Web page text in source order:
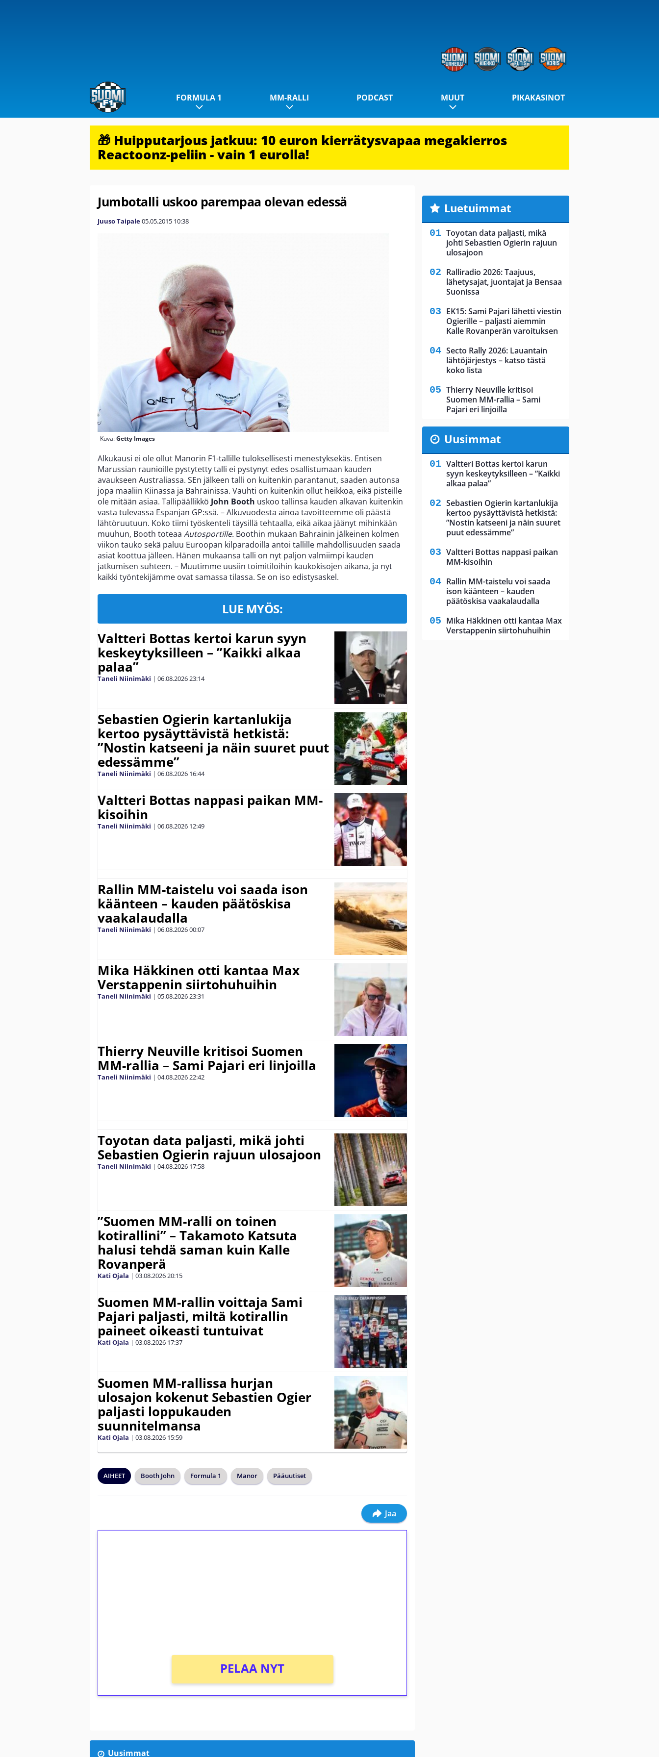
FORMULA 1 MM-RALLI PODCAST MUUT PIKAKASINOT
🎁 Huipputarjous jatkuu: 10 euron kierrätysvapaa megakierros
Reactoonz-peliin - vain 1 eurolla!
Jumbotalli uskoo parempaa olevan edessä
Juuso Taipale05.05.2015 10:38
Kuva:Getty Images
Alkukausi ei ole ollut Manorin F1-tallille tuloksellisesti menestyksekäs. Entisen
Marussian raunioille pystytetty talli ei pystynyt edes osallistumaan kauden
avaukseen Australiassa. SEn jälkeen talli on kuitenkin parantanut, saaden autonsa
jopa maaliin Kiinassa ja Bahrainissa. Vauhti on kuitenkin ollut heikkoa, eikä pisteille
ole mitään asiaa. Tallipäällikkö John Booth uskoo tallinsa kauden alkavan kuitenkin
vasta tulevassa Espanjan GP:ssä. – Alkuvuodesta ainoa tavoitteemme oli päästä
lähtöruutuun. Koko tiimi työskenteli täysillä tehtaalla, eikä aikaa jäänyt mihinkään
muuhun, Booth toteaa Autosportille. Boothin mukaan Bahrainin jälkeinen kolmen
viikon tauko sekä paluu Euroopan kilparadoilla antoi tallille mahdollisuuden saada
asiat koottua jälleen. Hänen mukaansa talli on nyt paljon valmiimpi kauden
jatkumisen suhteen. – Muutimme uusiin toimitiloihin kaukokisojen aikana, ja nyt
kaikki työntekijämme ovat samassa tilassa. Se on iso edistysaskel.
LUE MYÖS:
Valtteri Bottas kertoi karun syyn
keskeytyksilleen – ”Kaikki alkaa
palaa”
Taneli Niinimäki | 06.08.202623:14
Sebastien Ogierin kartanlukija
kertoo pysäyttävistä hetkistä:
”Nostin katseeni ja näin suuret puut
edessämme”
Taneli Niinimäki | 06.08.2026 16:44
Valtteri Bottas nappasi paikan MM-
kisoihin
Taneli Niinimäki | 06.08.2026 12:49
Rallin MM-taistelu voi saada ison
käänteen – kauden päätöskisa
vaakalaudalla
Taneli Niinimäki | 06.08.202600:07
Mika Häkkinen otti kantaa Max
Verstappenin siirtohuhuihin
Taneli Niinimäki | 05.08.202623:31
Thierry Neuville kritisoi Suomen
MM-rallia – Sami Pajari eri linjoilla
Taneli Niinimäki | 04.08.202622:42
Toyotan data paljasti, mikä johti
Sebastien Ogierin rajuun ulosajoon
Taneli Niinimäki | 04.08.2026 17:58
”Suomen MM-ralli on toinen
kotirallini” – Takamoto Katsuta
halusi tehdä saman kuin Kalle
Rovanperä
Kati Ojala | 03.08.202620:15
Suomen MM-rallin voittaja Sami
Pajari paljasti, miltä kotirallin
paineet oikeasti tuntuivat
Kati Ojala | 03.08.2026 17:37
Suomen MM-rallissa hurjan
ulosajon kokenut Sebastien Ogier
paljasti loppukauden
suunnitelmansa
Kati Ojala | 03.08.2026 15:59
AIHEET Booth John Formula 1 Manor Pääuutiset
Jaa
PELAA NYT
Uusimmat
Luetuimmat
Toyotan data paljasti, mikä
johti Sebastien Ogierin rajuun
ulosajoon
Ralliradio 2026: Taajuus,
lähetysajat, juontajat ja Bensaa
Suonissa
EK15: Sami Pajari lähetti viestin
Ogierille – paljasti aiemmin
Kalle Rovanperän varoituksen
Secto Rally 2026: Lauantain
lähtöjärjestys – katso tästä
koko lista
Thierry Neuville kritisoi
Suomen MM-rallia – Sami
Pajari eri linjoilla
Uusimmat
Valtteri Bottas kertoi karun
syyn keskeytyksilleen – ”Kaikki
alkaa palaa”
Sebastien Ogierin kartanlukija
kertoo pysäyttävistä hetkistä:
”Nostin katseeni ja näin suuret
puut edessämme”
Valtteri Bottas nappasi paikan
MM-kisoihin
Rallin MM-taistelu voi saada
ison käänteen – kauden
päätöskisa vaakalaudalla
Mika Häkkinen otti kantaa Max
Verstappenin siirtohuhuihin